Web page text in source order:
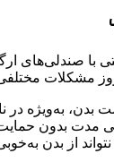
با صندلی‌های
مشکلات مختلفی
بدن، به‌ویژه در
مدت بدون
از بدن